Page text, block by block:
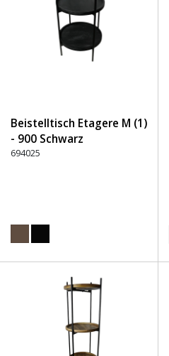
Beistelltisch Etagere M (1)
- 900 Schwarz
694025